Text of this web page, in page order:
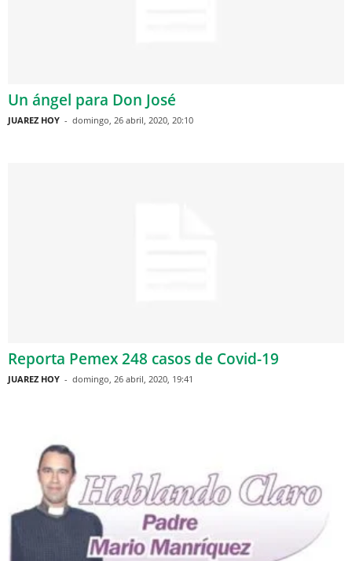
Un ángel para Don José
JUAREZ HOY - domingo, 26 abril, 2020, 20:10
Reporta Pemex 248 casos de Covid-19
JUAREZ HOY - domingo, 26 abril, 2020, 19:41